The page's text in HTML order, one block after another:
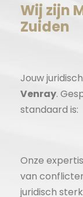
Wij zijn
Zuiden
Jouw
Venray.
standaard is:
Onze
van
juridisch